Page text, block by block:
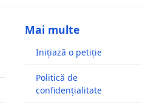
Mai multe
Inițiază o petiție
Politică de
confidențialitate